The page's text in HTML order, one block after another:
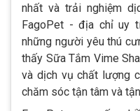
nhất và trải nghiệm
FagoPet - địa chỉ uy
những người yêu thú
thấy Sữa Tắm Vime
và dịch vụ chất lượng
chăm sóc tận tâm và